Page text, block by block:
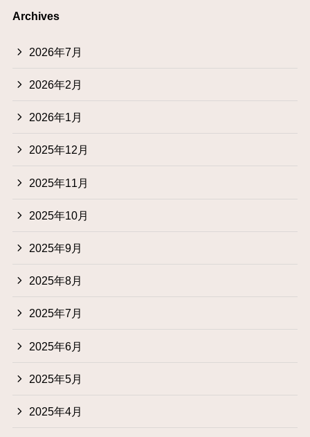
Archives
2026年7月
2026年2月
2026年1月
2025年12月
2025年11月
2025年10月
2025年9月
2025年8月
2025年7月
2025年6月
2025年5月
2025年4月